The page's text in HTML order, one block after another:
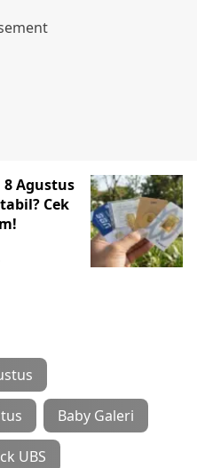
8 Agustus
Cek
Baby Galeri
UBS